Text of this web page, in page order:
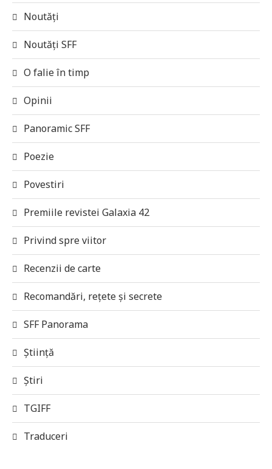
Noutăți
Noutăți SFF
O falie în timp
Opinii
Panoramic SFF
Poezie
Povestiri
Premiile revistei Galaxia 42
Privind spre viitor
Recenzii de carte
Recomandări, rețete și secrete
SFF Panorama
Știință
Știri
TGIFF
Traduceri